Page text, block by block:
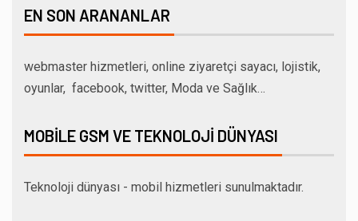
EN SON ARANANLAR
webmaster hizmetleri, online ziyaretçi sayacı, lojistik,
oyunlar, facebook, twitter, Moda ve Sağlık…
MOBILE GSM VE TEKNOLOJI DÜNYASI
Teknoloji dünyası - mobil hizmetleri sunulmaktadır.